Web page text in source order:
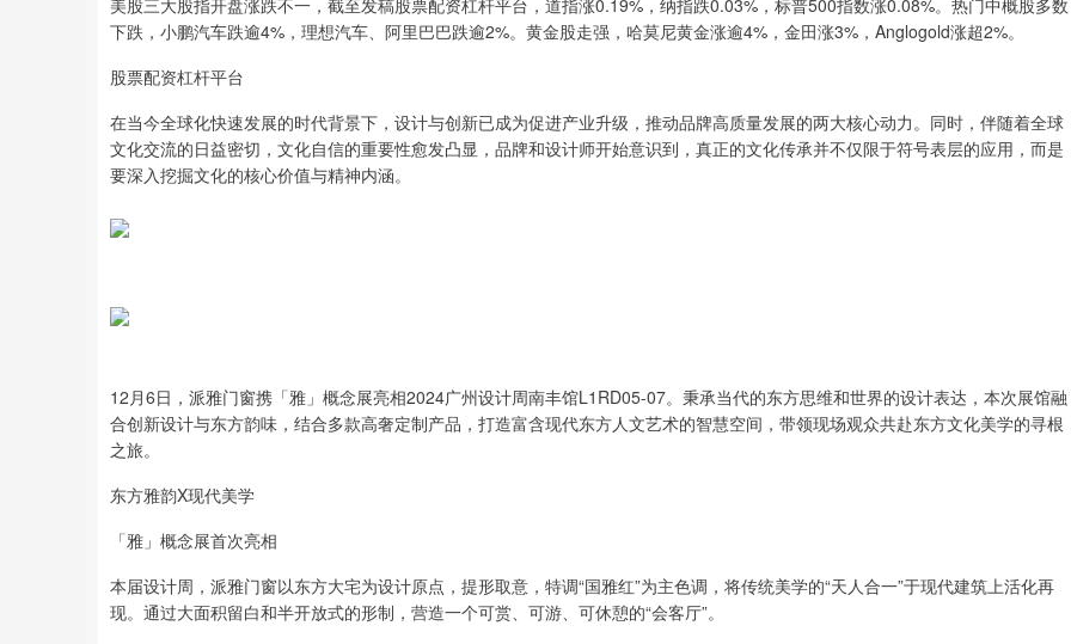
美股三大股指开盘涨跌不一，截至发稿股票配资杠杆平台，道指涨0.19%，纳指跌0.03%，标普500指数涨0.08%。热门中概股多数
下跌，小鹏汽车跌逾4%，理想汽车、阿里巴巴跌逾2%。黄金股走强，哈莫尼黄金涨逾4%，金田涨3%，Anglogold涨超2%。
股票配资杠杆平台
在当今全球化快速发展的时代背景下，设计与创新已成为促进产业升级，推动品牌高质量发展的两大核心动力。同时，伴随着全球
文化交流的日益密切，文化自信的重要性愈发凸显，品牌和设计师开始意识到，真正的文化传承并不仅限于符号表层的应用，而是
要深入挖掘文化的核心价值与精神内涵。
12月6日，派雅门窗携「雅」概念展亮相2024广州设计周南丰馆L1RD05-07。秉承当代的东方思维和世界的设计表达，本次展馆融
合创新设计与东方韵味，结合多款高奢定制产品，打造富含现代东方人文艺术的智慧空间，带领现场观众共赴东方文化美学的寻根
之旅。
东方雅韵X现代美学
「雅」概念展首次亮相
本届设计周，派雅门窗以东方大宅为设计原点，提形取意，特调“国雅红”为主色调，将传统美学的“天人合一”于现代建筑上活化再
现。通过大面积留白和半开放式的形制，营造一个可赏、可游、可休憩的“会客厅”。